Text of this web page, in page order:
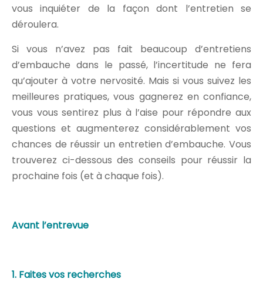
vous inquiéter de la façon dont l’entretien se
déroulera.
Si vous n’avez pas fait beaucoup d’entretiens
d’embauche dans le passé, l’incertitude ne fera
qu’ajouter à votre nervosité. Mais si vous suivez les
meilleures pratiques, vous gagnerez en confiance,
vous vous sentirez plus à l’aise pour répondre aux
questions et augmenterez considérablement vos
chances de réussir un entretien d’embauche. Vous
trouverez ci-dessous des conseils pour réussir la
prochaine fois (et à chaque fois).
Avant l’entrevue
1. Faites vos recherches